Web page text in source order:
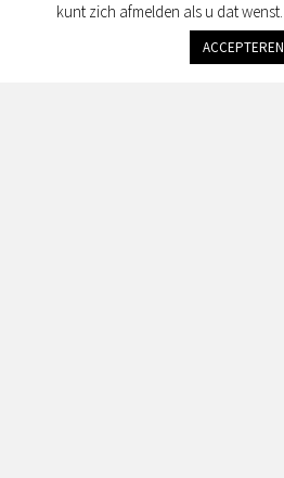
kunt zich afmelden als u dat wenst.
ACCEPTEREN